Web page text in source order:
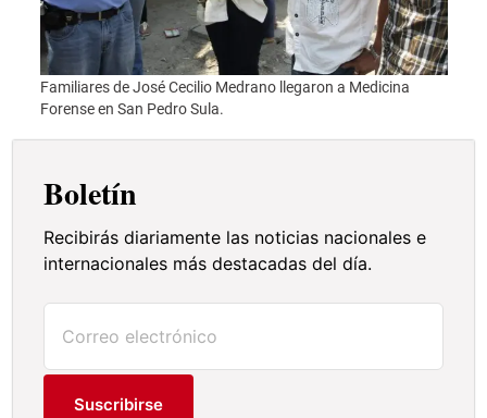
Familiares de José Cecilio Medrano llegaron a Medicina
Forense en San Pedro Sula.
Boletín
Recibirás diariamente las noticias nacionales e
internacionales más destacadas del día.
Suscribirse